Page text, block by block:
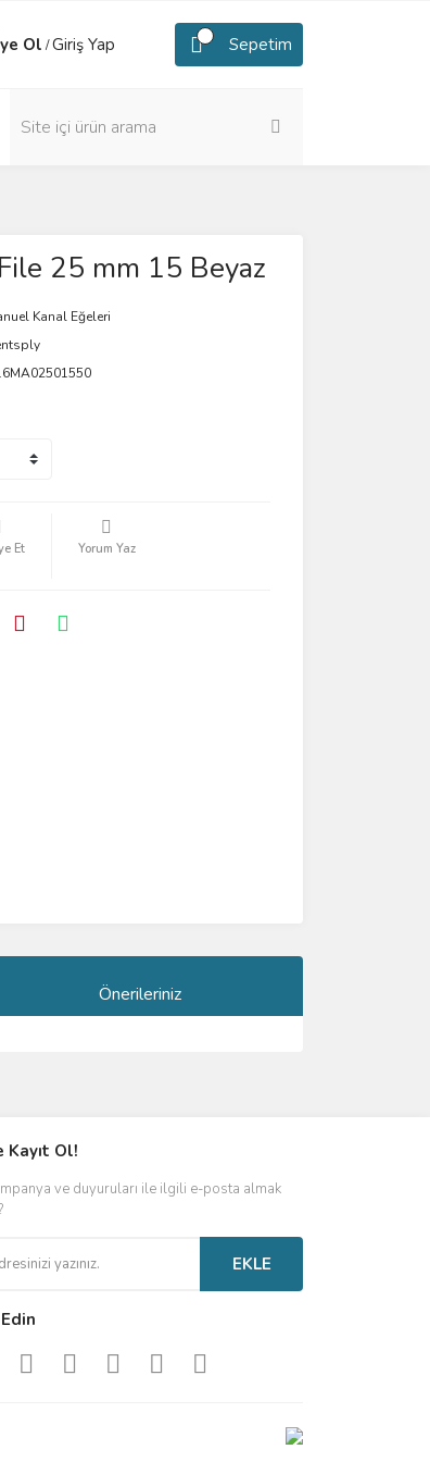
Ol /Giriş Yap Sepetim
25 mm 15 Beyaz
Kanal Eğeleri
Et Yorum Yaz
Önerileriniz
Kayıt Ol!
ve duyuruları ile ilgili e-posta almak
EKLE